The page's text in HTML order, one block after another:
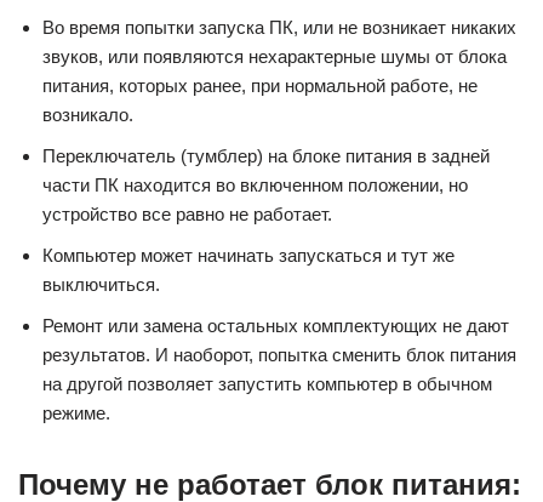
Во время попытки запуска ПК, или не возникает никаких
звуков, или появляются нехарактерные шумы от блока
питания, которых ранее, при нормальной работе, не
возникало.
Переключатель (тумблер) на блоке питания в задней
части ПК находится во включенном положении, но
устройство все равно не работает.
Компьютер может начинать запускаться и тут же
выключиться.
Ремонт или замена остальных комплектующих не дают
результатов. И наоборот, попытка сменить блок питания
на другой позволяет запустить компьютер в обычном
режиме.
Почему не работает блок питания: